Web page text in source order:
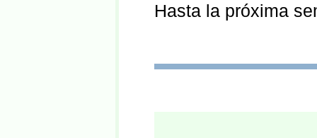
Hasta la próxima